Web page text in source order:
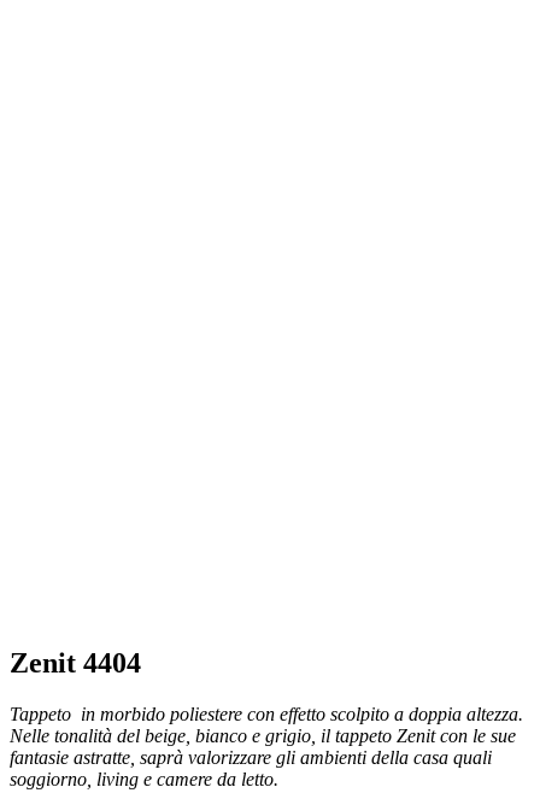
Zenit 4404
Tappeto in morbido poliestere con effetto scolpito a doppia altezza.
Nelle tonalità del beige, bianco e grigio, il tappeto Zenit con le sue
fantasie astratte, saprà valorizzare gli ambienti della casa quali
soggiorno, living e camere da letto.